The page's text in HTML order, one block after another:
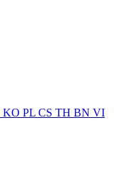
KO PL CS TH BN VI